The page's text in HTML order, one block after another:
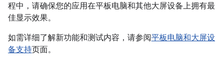
程中，请确保您的应用在平板电脑和其他大屏设备上拥有最
佳显示效果。
如需详细了解新功能和测试内容，请参阅平板电脑和大屏设
备支持页面。